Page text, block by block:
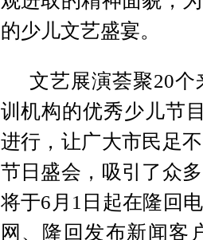
的少儿文艺盛宴。
文艺展演荟聚20
训机构的优秀少儿节
进行，让广大市民足
节日盛会，吸引了众
将于6月1日起在隆回
网、隆回发布新闻客